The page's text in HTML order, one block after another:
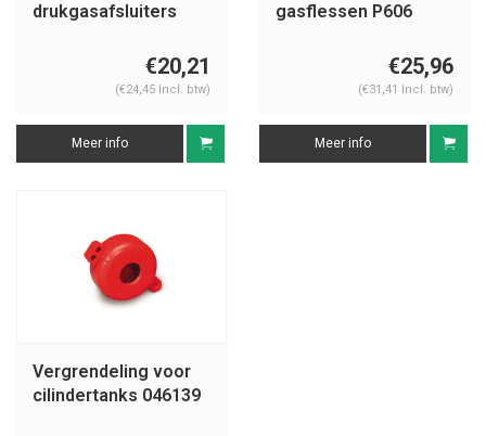
drukgasafsluiters
€20,21
(€24,45 Incl. btw)
Meer info
gasflessen P606
€25,96
(€31,41 Incl. btw)
Meer info
Vergrendeling voor
cilindertanks 046139